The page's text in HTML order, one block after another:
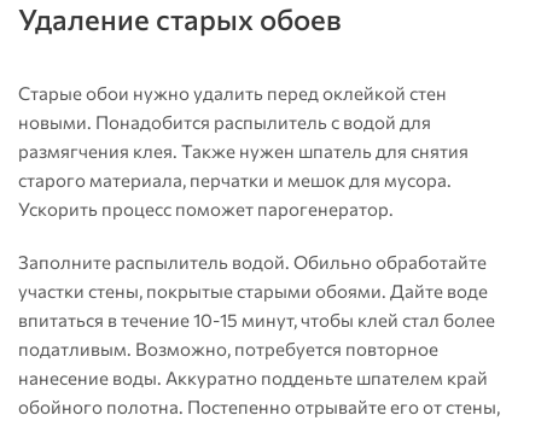
Удаление старых обоев
Старые обои нужно удалить перед оклейкой стен
новыми. Понадобится распылитель с водой для
размягчения клея. Также нужен шпатель для снятия
старого материала, перчатки и мешок для мусора.
Ускорить процесс поможет парогенератор.
Заполните распылитель водой. Обильно обработайте
участки стены, покрытые старыми обоями. Дайте воде
впитаться в течение 10-15 минут, чтобы клей стал более
податливым. Возможно, потребуется повторное
нанесение воды. Аккуратно подденьте шпателем край
обойного полотна. Постепенно отрывайте его от стены,